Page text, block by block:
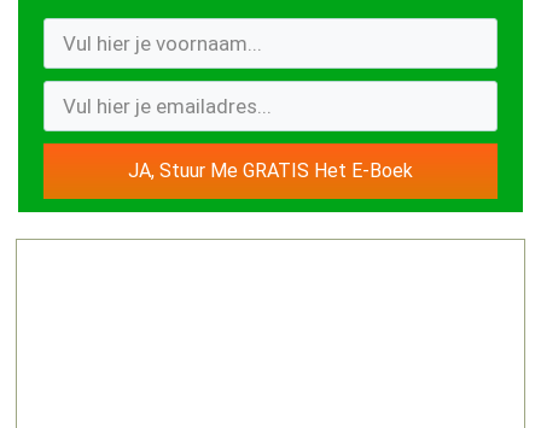
JA, Stuur Me GRATIS Het E-Boek